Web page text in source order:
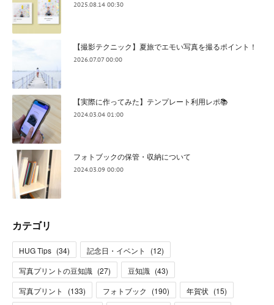
2025.08.14 00:30
【撮影テクニック】夏旅でエモい写真を撮るポイント！
2026.07.07 00:00
【実際に作ってみた】テンプレート利用レポ📚
2024.03.04 01:00
フォトブックの保管・収納について
2024.03.09 00:00
カテゴリ
HUG Tips (34) 記念日・イベント (12)
写真プリントの豆知識 (27) 豆知識 (43)
写真プリント
(133) フォトブック (190) 年賀状 (15)